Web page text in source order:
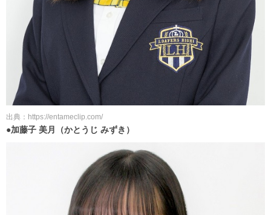
出典：https://entameclip.com/
●加藤子 美月（かとうじ みずき）